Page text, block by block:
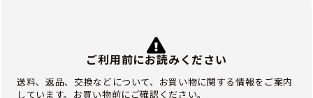
ご利用前にお読みください
送料、返品、交換などについて、お買い物に関する情報をご案内
しています。お買い物前にご確認ください。